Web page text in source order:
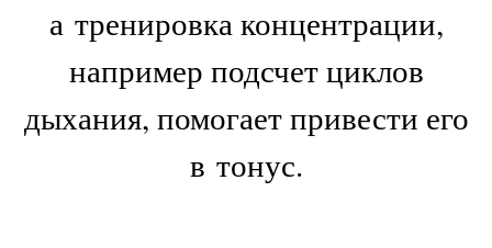
а тренировка концентрации,
например подсчет циклов
дыхания, помогает привести его
в тонус.